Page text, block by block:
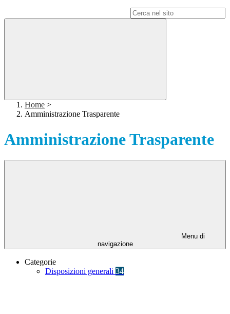
Home >
Amministrazione Trasparente
Amministrazione Trasparente
Menu di
navigazione
Categorie
Disposizioni generali 34